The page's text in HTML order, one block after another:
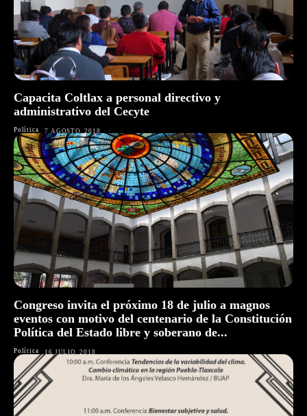
Capacita Coltlax a personal directivo y
administrativo del Cecyte
Política 7 AGOSTO, 2018
Congreso invita el próximo 18 de julio a magnos
eventos con motivo del centenario de la Constitución
Política del Estado libre y soberano de...
Política 16 JULIO, 2018